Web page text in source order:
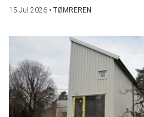
15 Jul 2026 • TØMREREN